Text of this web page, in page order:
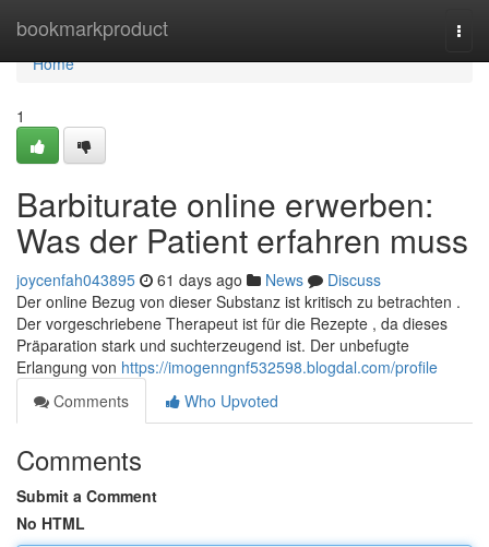
bookmarkproduct
Home
Home
1
Barbiturate online erwerben:
Was der Patient erfahren muss
joycenfah043895 61 days ago News
Discuss
Der online Bezug von dieser Substanz ist kritisch zu betrachten .
Der vorgeschriebene Therapeut ist für die Rezepte , da dieses
Präparation stark und suchterzeugend ist. Der unbefugte
Erlangung von https://imogenngnf532598.blogdal.com/profile
Comments
Who Upvoted
Comments
Submit a Comment
No HTML